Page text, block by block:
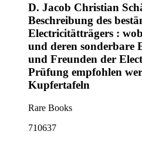
D. Jacob Christian
Beschreibung des
Electricitätträgers :
und deren sonderbare
und Freunden der
Prüfung empfohlen
Kupfertafeln
Rare Books
710637